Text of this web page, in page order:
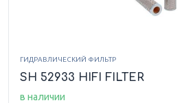
ГИДРАВЛИЧЕСКИЙ ФИЛЬТР
SH 52933 HIFI FILTER
в наличии